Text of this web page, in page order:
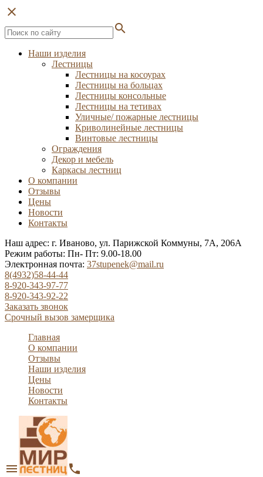
close
search
Наши изделия
Лестницы
Лестницы на косоурах
Лестницы на больцах
Лестницы консольные
Лестницы на тетивах
Уличные/ пожарные лестницы
Криволинейные лестницы
Винтовые лестницы
Ограждения
Декор и мебель
Каркасы лестниц
О компании
Отзывы
Цены
Новости
Контакты
Наш адрес: г. Иваново, ул. Парижской Коммуны, 7А, 206А
Режим работы: Пн- Пт: 9.00-18.00
Электронная почта: 37stupenek@mail.ru
8(4932)58-44-44
8-920-343-97-77
8-920-343-92-22
Заказать звонок
Срочный вызов замерщика
Главная
О компании
Отзывы
Наши изделия
Цены
Новости
Контакты
menu phone